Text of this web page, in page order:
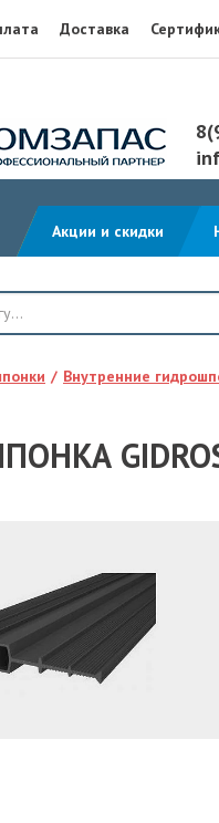
Доставка
Акции и скидки
ГЕРМЕТИКИ
ХИМИЯ
Внутренние